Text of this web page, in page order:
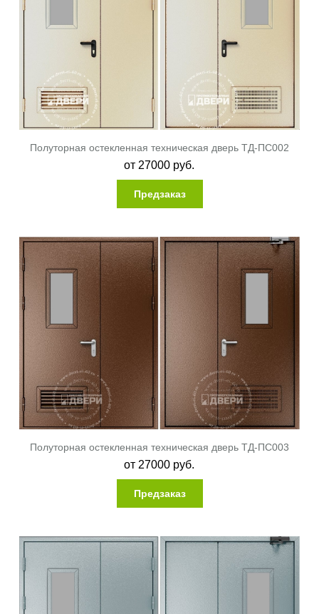
Полуторная остекленная техническая дверь ТД-ПС002
от 27000 руб.
Предзаказ
Полуторная остекленная техническая дверь ТД-ПС003
от 27000 руб.
Предзаказ